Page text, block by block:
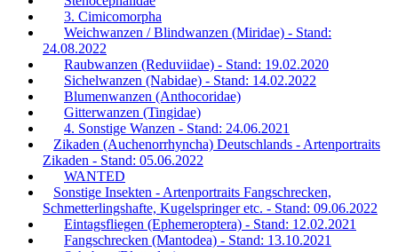
3. Cimicomorpha
Weichwanzen / Blindwanzen (Miridae) - Stand:
24.08.2022
Raubwanzen (Reduviidae) - Stand: 19.02.2020
Sichelwanzen (Nabidae) - Stand: 14.02.2022
Blumenwanzen (Anthocoridae)
Gitterwanzen (Tingidae)
4. Sonstige Wanzen - Stand: 24.06.2021
Zikaden (Auchenorrhyncha) Deutschlands - Artenportraits
Zikaden - Stand: 05.06.2022
WANTED
Sonstige Insekten - Artenportraits Fangschrecken,
Schmetterlingshafte, Kugelspringer etc. - Stand: 09.06.2022
Eintagsfliegen (Ephemeroptera) - Stand: 12.02.2021
Fangschrecken (Mantodea) - Stand: 13.10.2021